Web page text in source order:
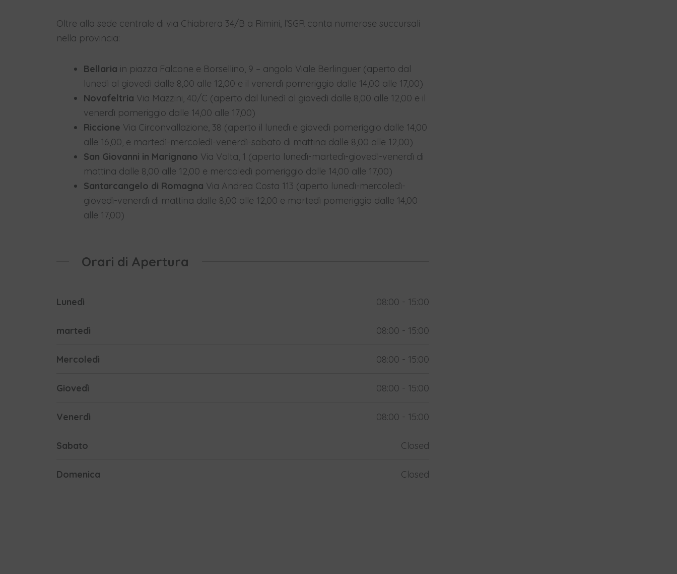
Oltre alla sede centrale di via Chiabrera 34/B a Rimini, l’SGR conta numerose succursali
nella provincia:
Bellaria in piazza Falcone e Borsellino, 9 – angolo Viale Berlinguer (aperto dal
lunedì al giovedì dalle 8,00 alle 12,00 e il venerdì pomeriggio dalle 14,00 alle 17,00)
Novafeltria Via Mazzini, 40/C (aperto dal lunedì al giovedì dalle 8,00 alle 12,00 e il
venerdì pomeriggio dalle 14,00 alle 17,00)
Riccione Via Circonvallazione, 38 (aperto il lunedì e giovedì pomeriggio dalle 14,00
alle 16,00, e martedì-mercoledì-venerdì-sabato di mattina dalle 8,00 alle 12,00)
San Giovanni in Marignano Via Volta, 1 (aperto lunedì-martedì-giovedì-venerdì di
mattina dalle 8,00 alle 12,00 e mercoledì pomeriggio dalle 14,00 alle 17,00)
Santarcangelo di Romagna Via Andrea Costa 113 (aperto lunedì-mercoledì-
giovedì-venerdì di mattina dalle 8,00 alle 12,00 e martedì pomeriggio dalle 14,00
alle 17,00)
Orari di Apertura
Lunedì 08:00 - 15:00
martedì 08:00 - 15:00
Mercoledì 08:00 - 15:00
Giovedì 08:00 - 15:00
Venerdì 08:00 - 15:00
Sabato Closed
Domenica Closed